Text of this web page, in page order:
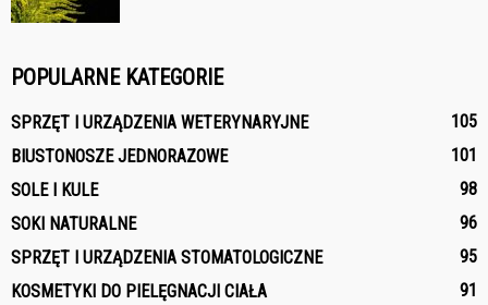
POPULARNE KATEGORIE
SPRZĘT I URZĄDZENIA WETERYNARYJNE
105
BIUSTONOSZE JEDNORAZOWE
101
SOLE I KULE
98
SOKI NATURALNE
96
SPRZĘT I URZĄDZENIA STOMATOLOGICZNE
95
KOSMETYKI DO PIELĘGNACJI CIAŁA
91